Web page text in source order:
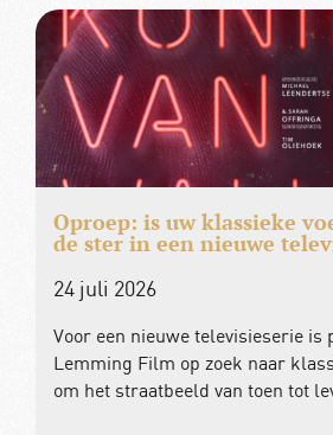
Oproep: is uw klassieke
de ster in een nieuwe
24 juli 2026
Voor een nieuwe televisieserie
Lemming Film op zoek naar
om het straatbeeld van toen tot